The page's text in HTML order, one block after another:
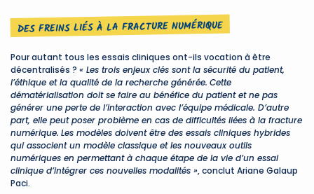
DES FREINS LIÉS À LA FRACTURE NUMÉRIQUE
Pour autant tous les essais cliniques ont-ils vocation à être
décentralisés ? « Les trois enjeux clés sont la sécurité du patient,
l’éthique et la qualité de la recherche générée. Cette
dématérialisation doit se faire au bénéfice du patient et ne pas
générer une perte de l’interaction avec l’équipe médicale. D’autre
part, elle peut poser problème en cas de difficultés liées à la fracture
numérique. Les modèles doivent être des essais cliniques hybrides
qui associent un modèle classique et les nouveaux outils
numériques en permettant à chaque étape de la vie d’un essai
clinique d’intégrer ces nouvelles modalités », conclut Ariane Galaup
Paci.